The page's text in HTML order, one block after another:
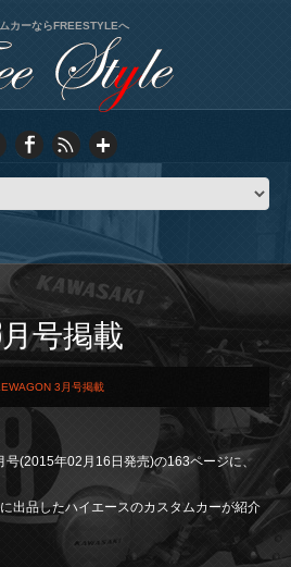
カーならFREESTYLEへ
月号掲載
3月号掲載
号(2015年02月16日発売)の163ページに、
出品したハイエースのカスタムカーが紹介